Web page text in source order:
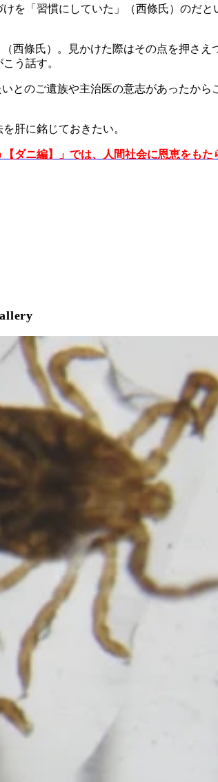
を「習慣にしていた」（西條氏）のだ
西條氏）。見かけた際はその点を押さ
う話す。
とのご遺族や主治医の意志があったか
肝に銘じておきたい。
ニ編】」では、人間社会に恩恵をも